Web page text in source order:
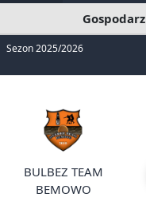
Gospodarz
Sezon 2025/2026
BULBEZ TEAM
BEMOWO